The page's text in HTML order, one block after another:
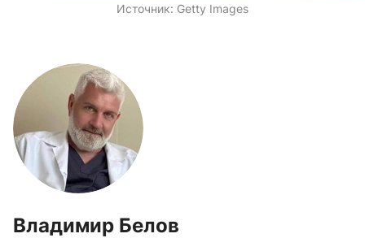
Источник: Getty Images
Владимир Белов